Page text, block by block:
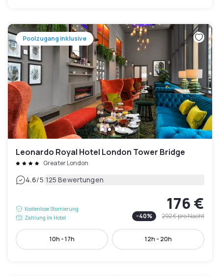
Poolzugang inklusive
Leonardo Royal Hotel London Tower Bridge
Greater London
4.6/5|125 Bewertungen
Kostenlose Stornierung
Zahlung im Hotel
176 €
-40% 292 €pro Nacht
10h - 17h 12h - 20h